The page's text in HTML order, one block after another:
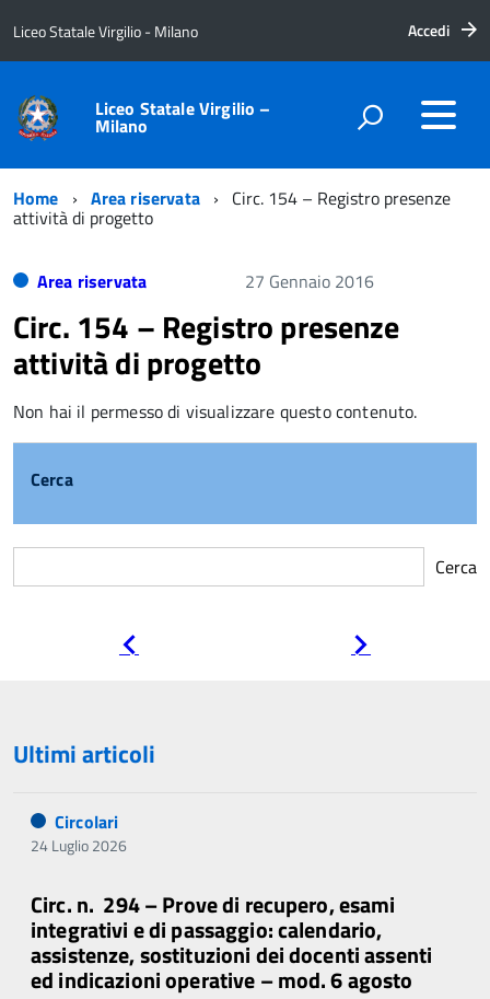
Liceo Statale Virgilio - Milano Accedi
Liceo Statale Virgilio –
Milano
Home Area riservata Circ. 154 – Registro presenze
attività di progetto
Area riservata 27 Gennaio 2016
Circ. 154 – Registro presenze
attività di progetto
Non hai il permesso di visualizzare questo contenuto.
Cerca
Cerca
Ultimi articoli
Circolari
24 Luglio 2026
Circ. n. 294 – Prove di recupero, esami
integrativi e di passaggio: calendario,
assistenze, sostituzioni dei docenti assenti
ed indicazioni operative – mod. 6 agosto